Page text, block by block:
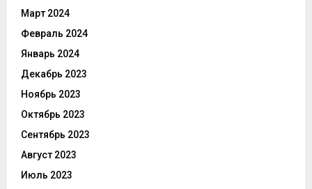
Март 2024
Февраль 2024
Январь 2024
Декабрь 2023
Ноябрь 2023
Октябрь 2023
Сентябрь 2023
Август 2023
Июль 2023